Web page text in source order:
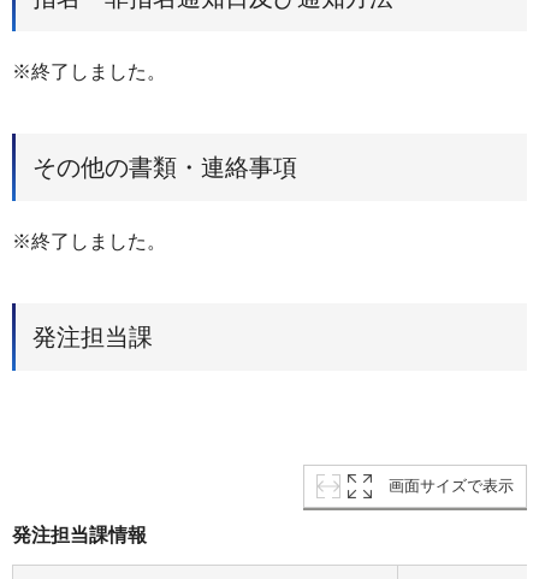
※終了しました。
その他の書類・連絡事項
※終了しました。
発注担当課
画面サイズで表示
発注担当課情報